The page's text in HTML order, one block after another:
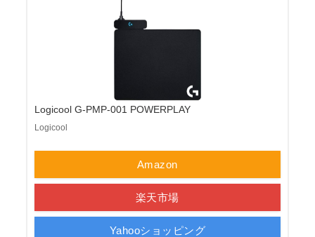
Logicool G-PMP-001 POWERPLAY
Logicool
Amazon
楽天市場
Yahooショッピング